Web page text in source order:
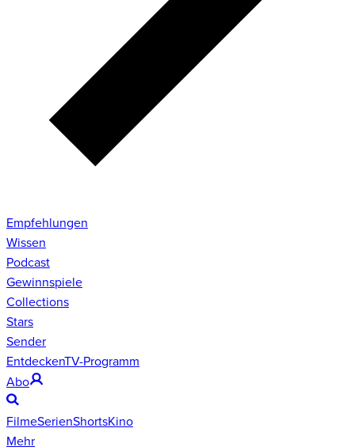
Empfehlungen
Wissen
Podcast
Gewinnspiele
Collections
Stars
Sender
EntdeckenTV-Programm
Abo
FilmeSerienShortsKino
Mehr